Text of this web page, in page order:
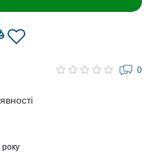
0
року